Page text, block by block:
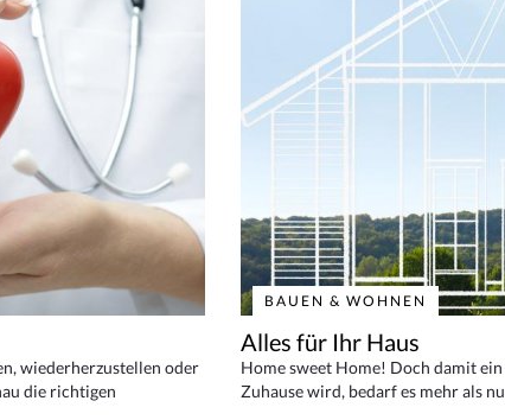
wiederherzustellen oder
die richtigen
BAUEN & WOHNEN
Alles für Ihr Haus
Home sweet Home! Doch damit
Zuhause wird, bedarf es mehr als